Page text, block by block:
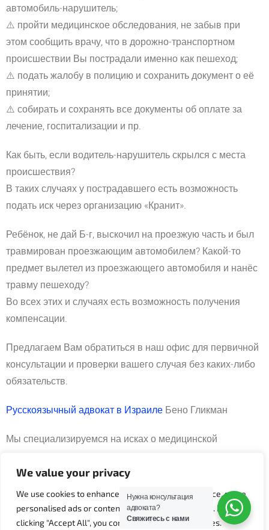
We value your privacy
We use cookies to enhance your browsing experience, serve
personalised ads or content, and analyse our traffic. By
clicking "Accept All", you consent to our use of cookies.
автомобиль-нарушитель;
⚠️ пройти медицинское обследования, не забыв при
этом сообщить врачу, что в дорожно-транспортном
происшествии Вы пострадали именно как пешеход;
⚠️ подать жалобу в полицию и сохранить документ о её
принятии;
⚠️ собирать и сохранять все документы об оплате за
лечение, госпитализации и пр.
Как быть, если водитель-нарушитель скрылся с места
происшествия?
В таких случаях у пострадавшего есть возможность
подать иск через организацию «Кранит».
Ребёнок, не дай Б-г, выскочил на проезжую часть и был
травмирован проезжающим автомобилем? Какой-то
предмет вылетел из проезжающего автомобиля и нанёс
травму пешеходу?
Во всех этих и случаях есть возможность получения
компенсации.
Предлагаем Вам обратиться в наш офис для первичной
консультации и проверки вашего случая без каких-либо
обязательств.
Русскоязычный адвокат в Израиле Бено Гликман
Мы специализируемся на исках о медицинской
дорожно-транспортных происшествиях и страховых
случаях.
Также Вам может быть интересна статья на тему —
Нужна консультация
адвоката?
Свяжитесь с нами